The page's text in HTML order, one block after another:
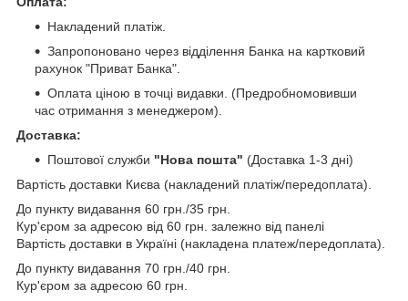
Накладений платіж.
Запропоновано через відділення Банка на картковий
рахунок "Приват Банка".
Оплата ціною в точці видавки. (Предробномовивши
час отримання з менеджером).
Доставка:
Поштової служби "Нова пошта" (Доставка 1-3 дні)
Вартість доставки Києва (накладений платіж/передоплата).
До пункту видавання 60 грн./35 грн.
Кур'єром за адресою від 60 грн. залежно від панелі
Вартість доставки в Україні (накладена платеж/передоплата).
До пункту видавання 70 грн./40 грн.
Кур'єром за адресою 60 грн.